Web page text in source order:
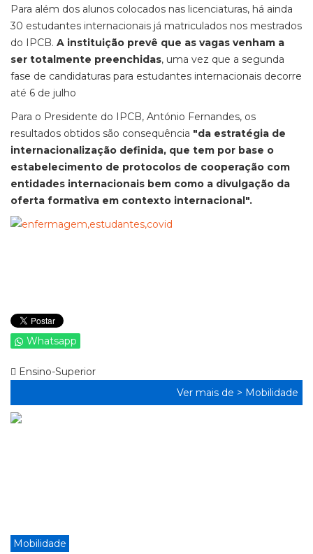
Para além dos alunos colocados nas licenciaturas, há ainda
30 estudantes internacionais já matriculados nos mestrados
do IPCB. A instituição prevê que as vagas venham a
ser totalmente preenchidas, uma vez que a segunda
fase de candidaturas para estudantes internacionais decorre
até 6 de julho
Para o Presidente do IPCB, António Fernandes, os
resultados obtidos são consequência "da estratégia de
internacionalização definida, que tem por base o
estabelecimento de protocolos de cooperação com
entidades internacionais bem como a divulgação da
oferta formativa em contexto internacional".
Whatsapp
Ensino-Superior
Ver mais de > Mobilidade
Mobilidade